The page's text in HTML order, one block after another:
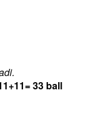
33 ball